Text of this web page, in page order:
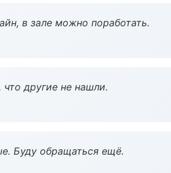
в зале можно поработать.
другие не нашли.
Буду обращаться ещё.